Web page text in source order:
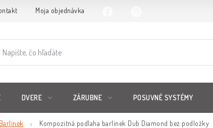
Moja objednávka
DVERE ZÁRUBNE POSUVNÉ SYSTÉMY
Kompozitná podlaha barlínek Dub Diamond bez podložky